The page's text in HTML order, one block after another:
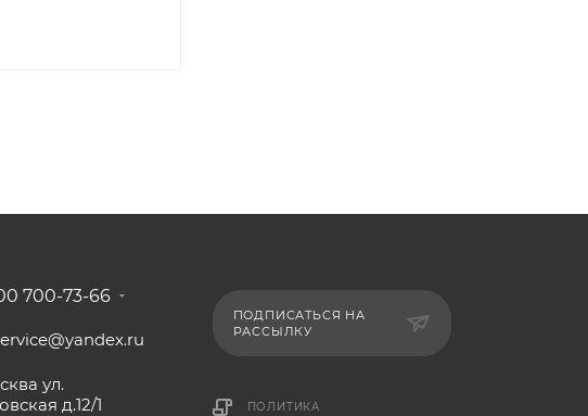
700-73-66
ул.
д.12/1
ПОДПИСАТЬСЯ НА
РАССЫЛКУ
ПОЛИТИКА